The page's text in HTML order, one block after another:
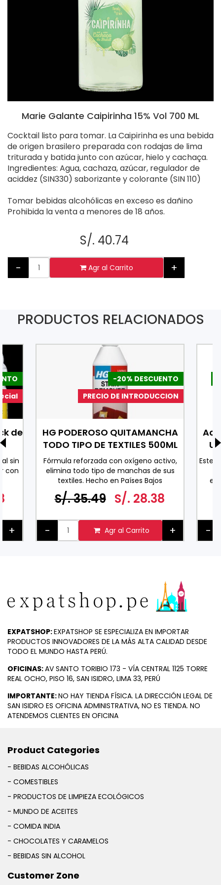
Marie Galante Caipirinha 15% Vol 700 ML
Cocktail listo para tomar. La Caipirinha es una bebida
de origen brasilero preparada con rodajas de lima
triturada y batida junto con azúcar, hielo y cachaça.
Ingredientes: Agua, cachaza, azúcar, regulador de
aciddez (SIN330) saborizante y colorante (SIN 110)
Tomar bebidas alcohólicas en exceso es dañino
Prohibida la venta a menores de 18 años.
S/. 40.74
- Agr al Carrito +
PRODUCTOS RELACIONADOS
de
sin
con
+
-20% DESCUENTO
PRECIO DE INTRODUCCION
HG PODEROSO QUITAMANCHA
TODO TIPO DE TEXTILES 500ML
Fórmula reforzada con oxígeno activo,
elimina todo tipo de manchas de sus
textiles. Hecho en Países Bajos
S/. 35.49 S/. 28.38
- Agr al Carrito +
Este
-
EXPATSHOP:EXPATSHOP SE ESPECIALIZA EN IMPORTAR
PRODUCTOS INNOVADORES DE LA MÁS ALTA CALIDAD DESDE
TODO EL MUNDO HASTA PERÚ.
OFICINAS:AV SANTO TORIBIO 173 - VÍA CENTRAL 1125 TORRE
REAL OCHO, PISO 16, SAN ISIDRO, LIMA 33, PERÚ
IMPORTANTE:NO HAY TIENDA FÍSICA. LA DIRECCIÓN LEGAL DE
SAN ISIDRO ES OFICINA ADMINISTRATIVA, NO ES TIENDA. NO
ATENDEMOS CLIENTES EN OFICINA
Product Categories
- BEBIDAS ALCOHÓLICAS
- COMESTIBLES
- PRODUCTOS DE LIMPIEZA ECOLÓGICOS
- MUNDO DE ACEITES
- COMIDA INDIA
- CHOCOLATES Y CARAMELOS
- BEBIDAS SIN ALCOHOL
Customer Zone